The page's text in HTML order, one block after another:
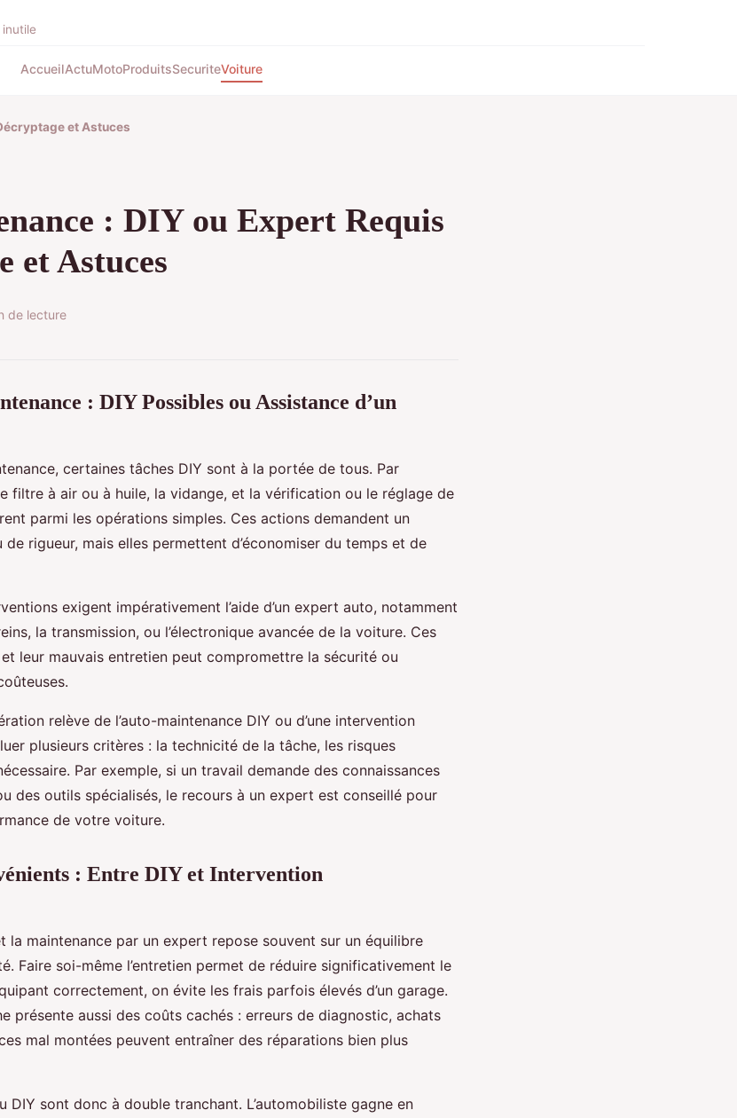
AccueilActuMotoProduitsSecuriteVoiture
et Astuces
: DIY ou Expert Requis
et Astuces
de lecture
: DIY Possibles ou Assistance d’un
certaines tâches DIY sont à la portée de tous. Par
filtre à air ou à huile, la vidange, et la vérification ou le réglage de
parmi les opérations simples. Ces actions demandent un
de rigueur, mais elles permettent d’économiser du temps et de
exigent impérativement l’aide d’un expert auto, notamment
la transmission, ou l’électronique avancée de la voiture. Ces
leur mauvais entretien peut compromettre la sécurité ou
relève de l’auto-maintenance DIY ou d’une intervention
plusieurs critères : la technicité de la tâche, les risques
Par exemple, si un travail demande des connaissances
des outils spécialisés, le recours à un expert est conseillé pour
de votre voiture.
: Entre DIY et Intervention
la maintenance par un expert repose souvent sur un équilibre
Faire soi-même l’entretien permet de réduire significativement le
correctement, on évite les frais parfois élevés d’un garage.
présente aussi des coûts cachés : erreurs de diagnostic, achats
mal montées peuvent entraîner des réparations bien plus
DIY sont donc à double tranchant. L’automobiliste gagne en